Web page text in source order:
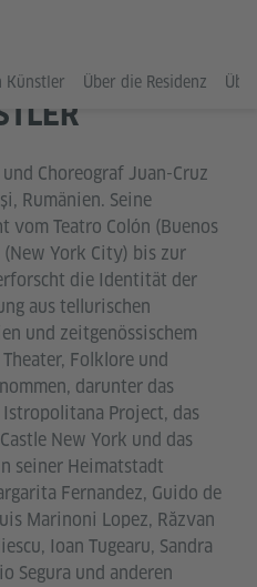
Künstler Über die Residenz
Choreograf Juan-Cruz
Rumänien. Seine
vom Teatro Colón (Buenos
York City) bis zur
die Identität der
aus tellurischen
und zeitgenössischem
Folklore und
darunter das
Project, das
New York und das
seiner Heimatstadt
Fernandez, Guido de
Marinoni Lopez, Răzvan
Ioan Tugearu, Sandra
Segura und anderen